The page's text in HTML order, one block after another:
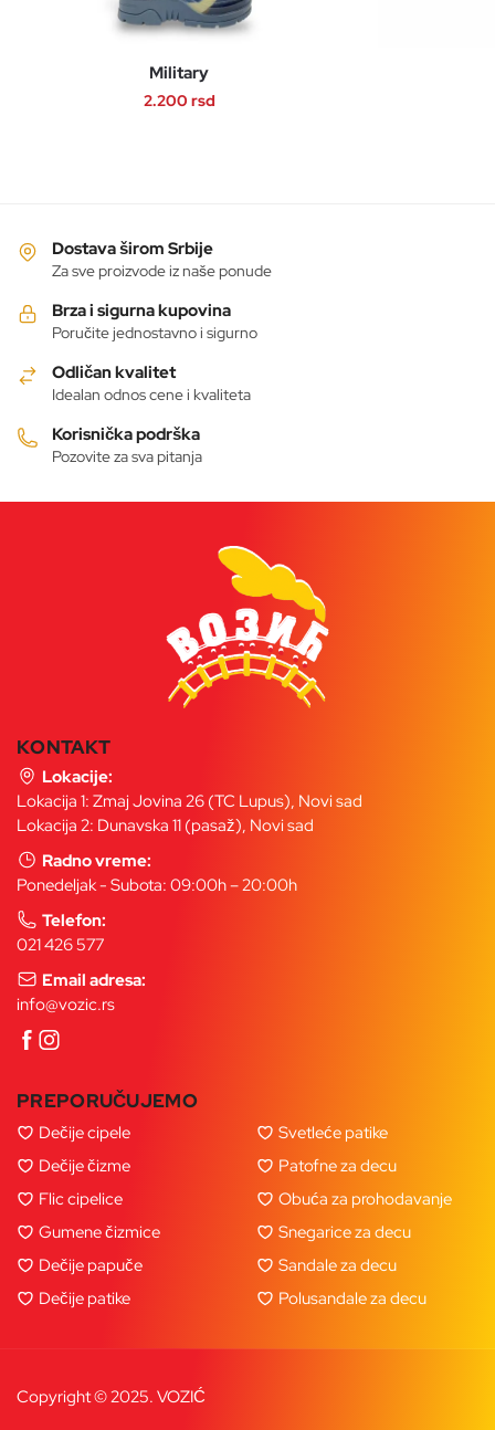
Military
2.200 rsd
varijanti.
Opcije
biti
stranici
proizvoda.
Dostava širom Srbije
Za sve proizvode iz naše ponude
Brza i sigurna kupovina
Poručite jednostavno i sigurno
Odličan kvalitet
Idealan odnos cene i kvaliteta
Korisnička podrška
Pozovite za sva pitanja
KONTAKT
Lokacije:
Lokacija 1: Zmaj Jovina 26 (TC Lupus), Novi sad
Lokacija 2: Dunavska 11 (pasaž), Novi sad
Radno vreme:
Ponedeljak - Subota: 09:00h – 20:00h
Telefon:
021 426 577
Email adresa:
info@vozic.rs
PREPORUČUJEMO
Dečije cipele
Dečije čizme
Flic cipelice
Gumene čizmice
Dečije papuče
Dečije patike
Svetleće patike
Patofne za decu
Obuća za prohodavanje
Snegarice za decu
Sandale za decu
Polusandale za decu
Copyright © 2025. VOZIĆ